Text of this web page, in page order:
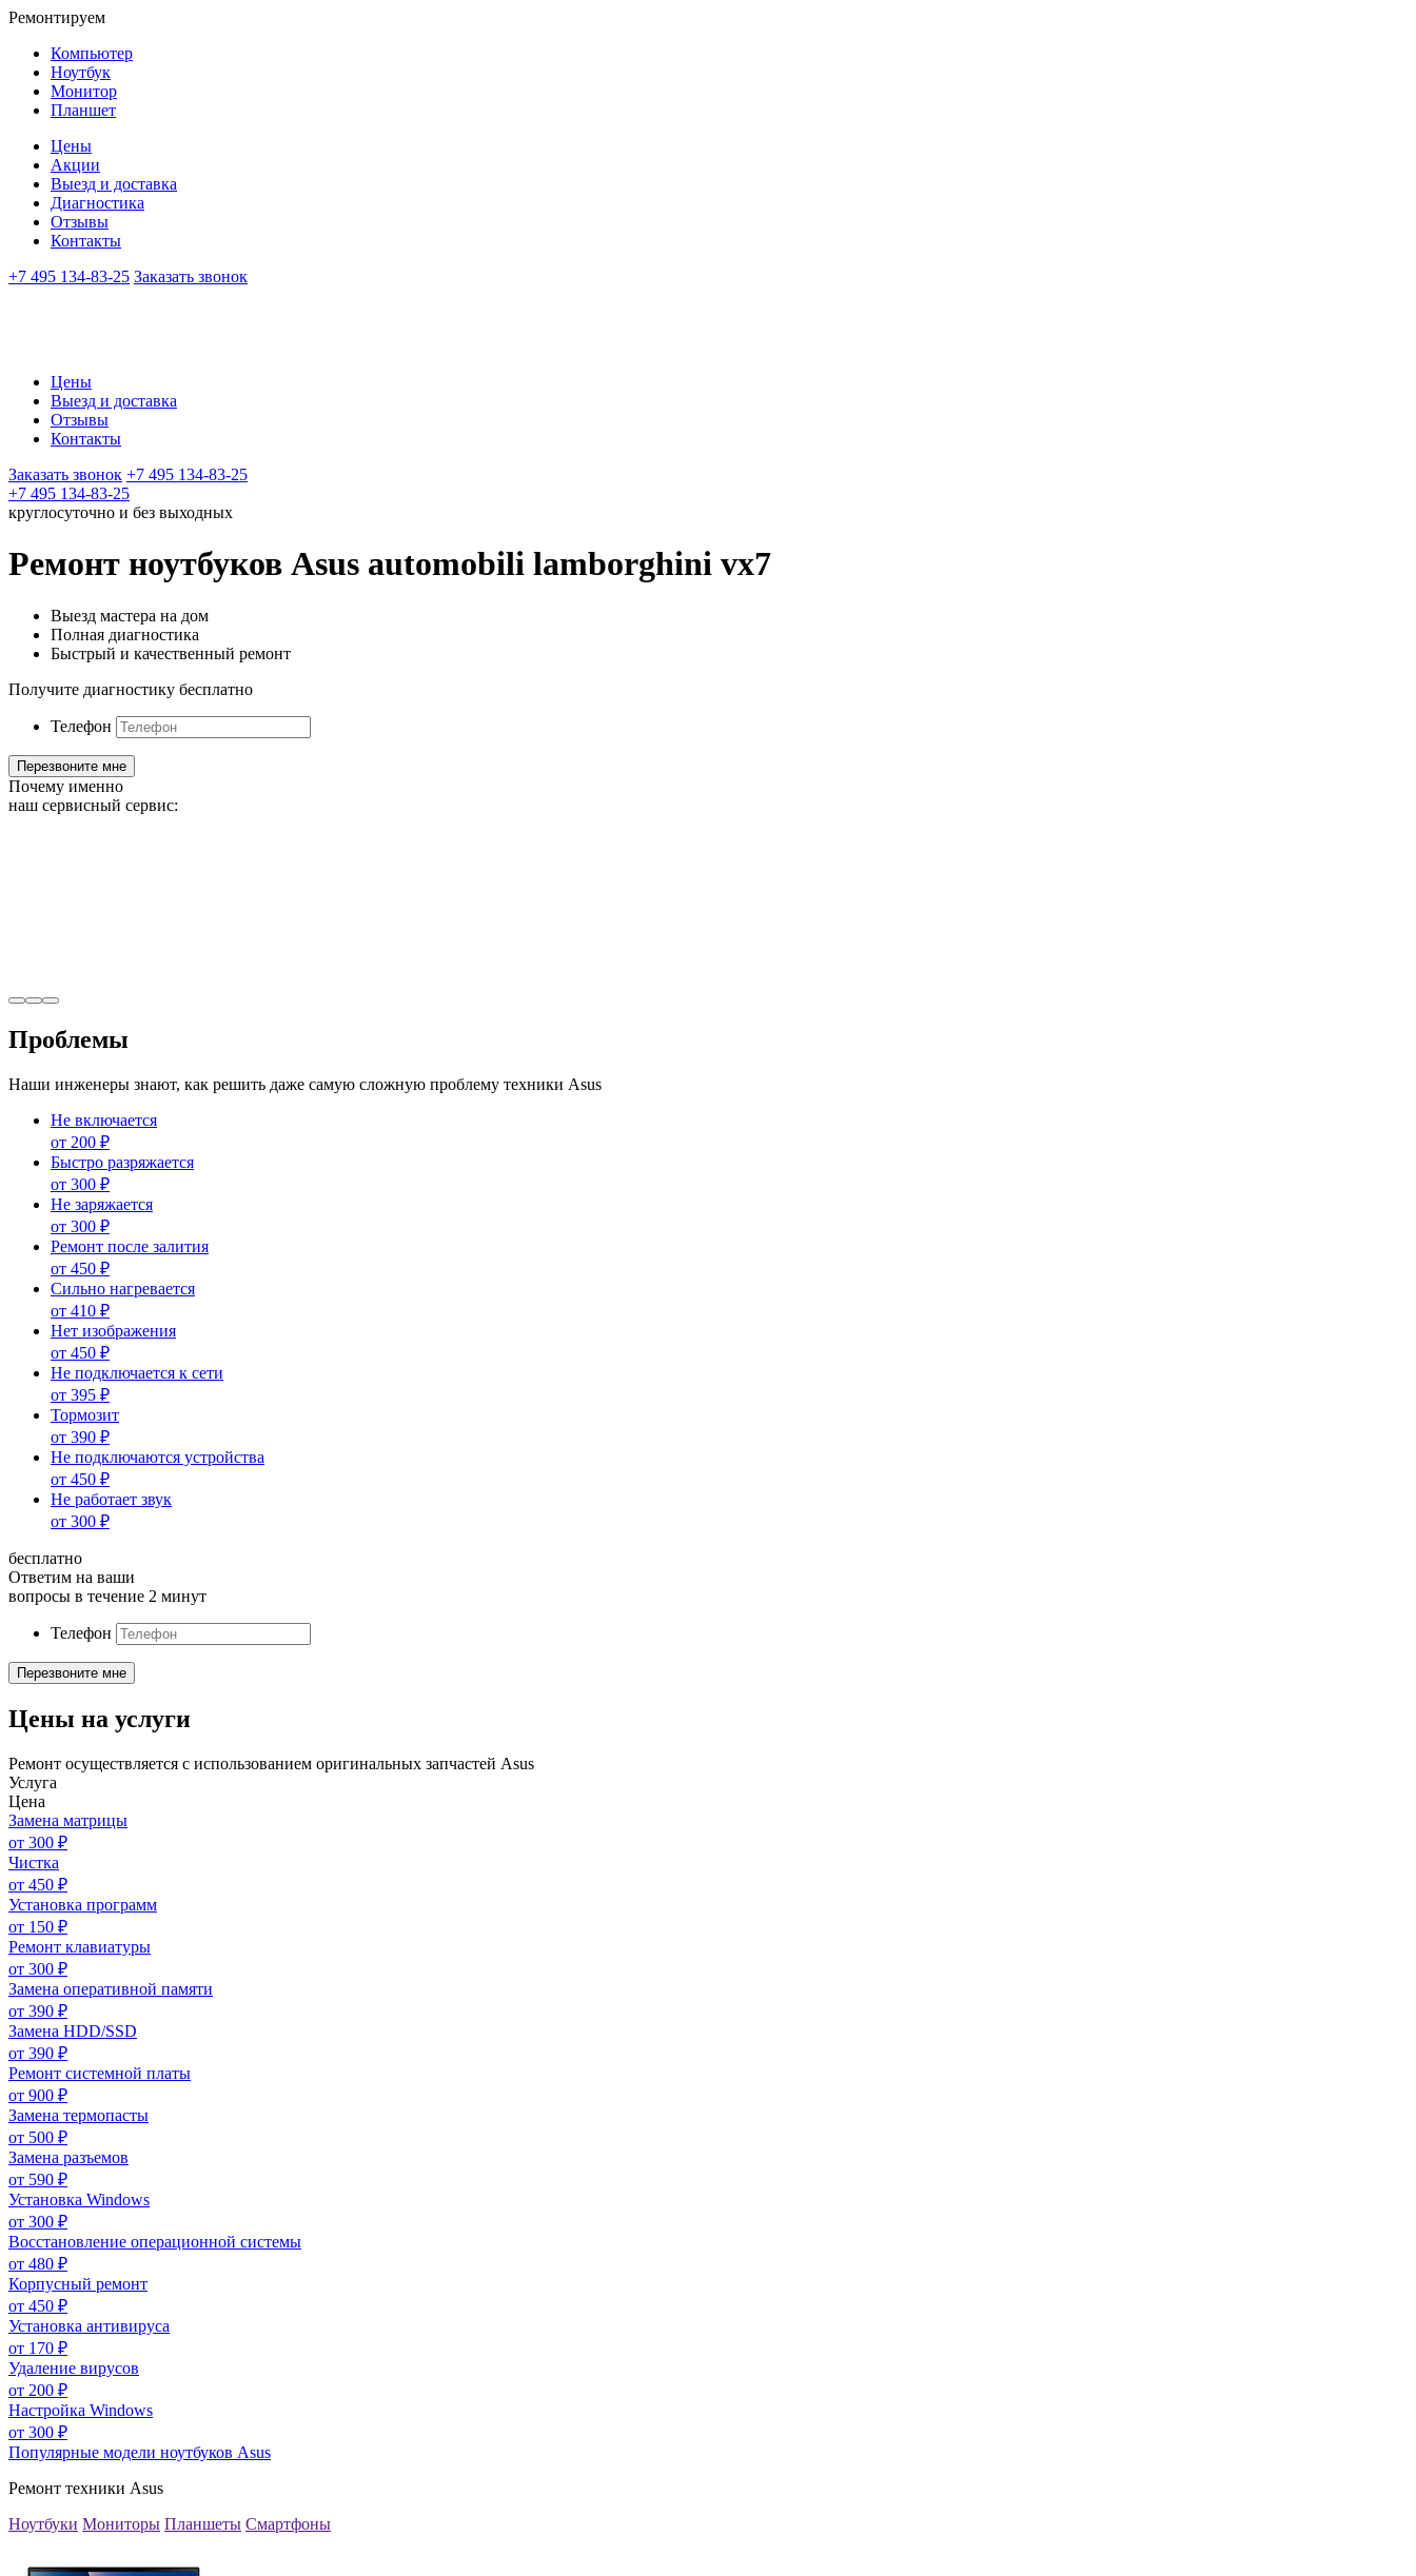
Ремонтируем
Компьютер
Ноутбук
Монитор
Планшет
Цены
Акции
Выезд и доставка
Диагностика
Отзывы
Контакты
+7 495 134-83-25 Заказать звонок
Цены
Выезд и доставка
Отзывы
Контакты
Заказать звонок +7 495 134-83-25
+7 495 134-83-25
круглосуточно и без выходных
Ремонт ноутбуков Asus automobili lamborghini vx7
Выезд мастера на дом
Полная диагностика
Быстрый и качественный ремонт
Получите диагностику бесплатно
Телефон
Почему именно
наш сервисный сервис:
Проблемы
Наши инженеры знают, как решить даже самую сложную проблему техники Asus
Не включается
от 200 ₽
Быстро разряжается
от 300 ₽
Не заряжается
от 300 ₽
Ремонт после залития
от 450 ₽
Сильно нагревается
от 410 ₽
Нет изображения
от 450 ₽
Не подключается к сети
от 395 ₽
Тормозит
от 390 ₽
Не подключаются устройства
от 450 ₽
Не работает звук
от 300 ₽
бесплатно
Ответим на ваши
вопросы в течение 2 минут
Телефон
Цены на услуги
Ремонт осуществляется с использованием оригинальных запчастей Asus
Услуга
Цена
Замена матрицы
от 300 ₽
Чистка
от 450 ₽
Установка программ
от 150 ₽
Ремонт клавиатуры
от 300 ₽
Замена оперативной памяти
от 390 ₽
Замена HDD/SSD
от 390 ₽
Ремонт системной платы
от 900 ₽
Замена термопасты
от 500 ₽
Замена разъемов
от 590 ₽
Установка Windows
от 300 ₽
Восстановление операционной системы
от 480 ₽
Корпусный ремонт
от 450 ₽
Установка антивируса
от 170 ₽
Удаление вирусов
от 200 ₽
Настройка Windows
от 300 ₽
Популярные модели ноутбуков Asus
Ремонт техники Asus
Ноутбуки Мониторы Планшеты Смартфоны